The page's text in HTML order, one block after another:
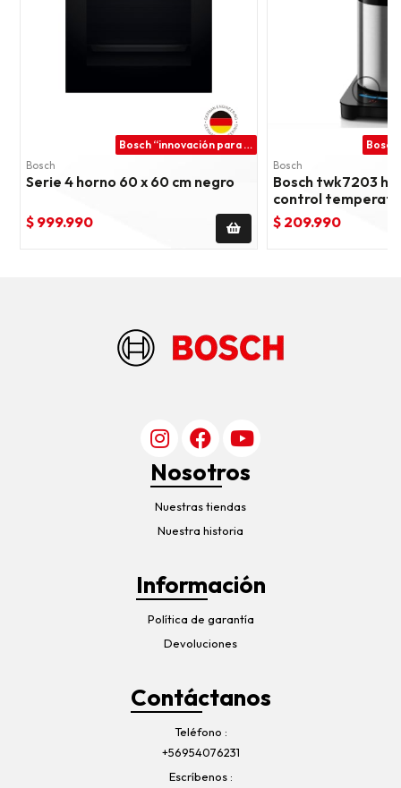
Bosch “innovación para tu vida”
Bosch
Serie 4 horno 60 x 60 cm negro
$ 999.990
Bosch
Bosch twk7203
control
$ 209.990
Nosotros
Nuestras tiendas
Nuestra historia
Información
Política de garantía
Devoluciones
Contáctanos
Teléfono
+56954076231
Escríbenos